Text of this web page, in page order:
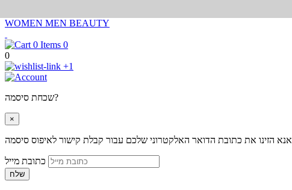
WOMEN MEN BEAUTY
0
0
+1
שכחת סיסמה?
×
אנא הזינו את כתובת הדואר האלקטרוני שלכם עבור קבלת קישור לאיפוס סיסמה
שלח